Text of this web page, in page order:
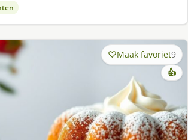
Maak favoriet9
👍